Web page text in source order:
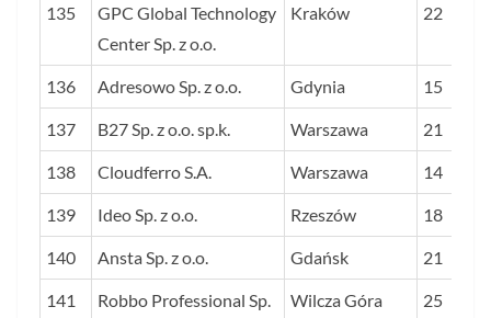
135
GPC Global Technology
Center Sp. z o.o.
Kraków 22
136 Adresowo Sp. z o.o. Gdynia 15
137 B27 Sp. z o.o. sp.k. Warszawa 21
138 Cloudferro S.A. Warszawa 14
139 Ideo Sp. z o.o. Rzeszów 18
140 Ansta Sp. z o.o. Gdańsk 21
141
Robbo Professional Sp.
Wilcza Góra 25